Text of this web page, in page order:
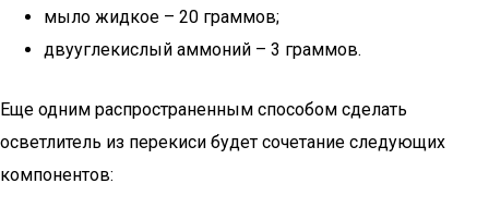
мыло жидкое – 20 граммов;
двууглекислый аммоний – 3 граммов.
Еще одним распространенным способом сделать
осветлитель из перекиси будет сочетание следующих
компонентов: